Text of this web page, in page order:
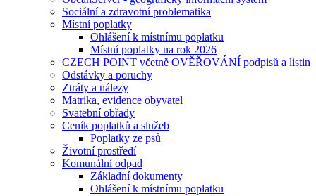
Sociální a zdravotní problematika
Místní poplatky
Ohlášení k místnímu poplatku
Místní poplatky na rok 2026
CZECH POINT včetně OVĚŘOVÁNÍ podpisů a listin
Odstávky a poruchy
Ztráty a nálezy
Matrika, evidence obyvatel
Svatební obřady
Ceník poplatků a služeb
Poplatky ze psů
Životní prostředí
Komunální odpad
Základní dokumenty
Ohlášení k místnímu poplatku